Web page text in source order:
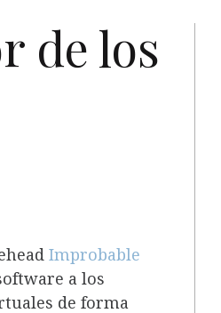
de los
Improbable
a los
de forma